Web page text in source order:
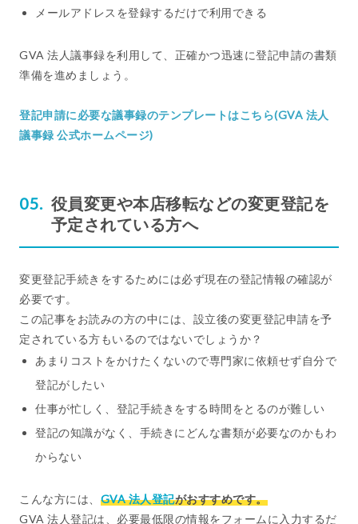
メールアドレスを登録するだけで利用できる
GVA 法人議事録を利用して、正確かつ迅速に登記申請の書類
準備を進めましょう。
登記申請に必要な議事録のテンプレートはこちら(GVA 法人
議事録 公式ホームページ)
役員変更や本店移転などの変更登記を
予定されている方へ
変更登記手続きをするためには必ず現在の登記情報の確認が
必要です。
この記事をお読みの方の中には、設立後の変更登記申請を予
定されている方もいるのではないでしょうか？
あまりコストをかけたくないので専門家に依頼せず自分で
登記がしたい
仕事が忙しく、登記手続きをする時間をとるのが難しい
登記の知識がなく、手続きにどんな書類が必要なのかもわ
からない
こんな方には、 GVA 法人登記がおすすめです。
GVA 法人登記は、必要最低限の情報をフォームに入力するだ